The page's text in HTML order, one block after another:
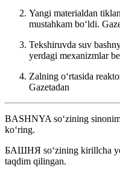
Yangi materialdan
mustahkam boʻldi.
Tekshiruvda suv
yerdagi mexanizmlar
Zalning oʻrtasida
Gazetadan
BASHNYA so‘zining
ko‘ring.
БАШНЯ so‘zining kirillcha
taqdim qilingan.